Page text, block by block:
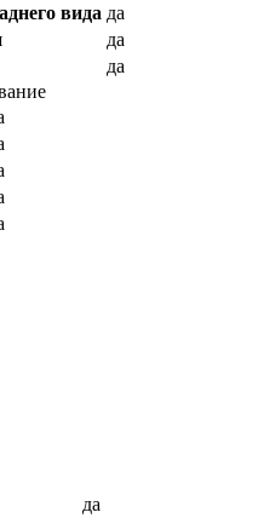
вида да
да
да
да